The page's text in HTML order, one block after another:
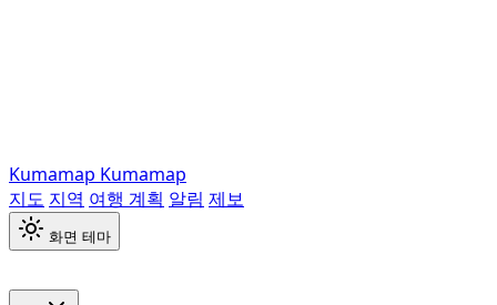
Kumamap Kumamap
지도 지역 여행 계획 알림 제보
화면 테마